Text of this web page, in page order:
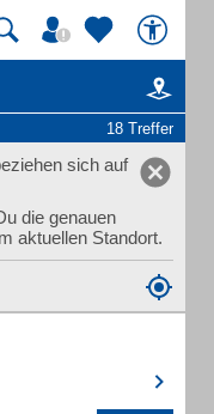
18 Treffer
sich auf
die genauen
aktuellen Standort.